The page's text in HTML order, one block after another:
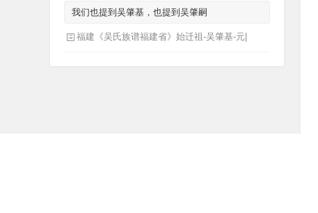
我们也提到吴肇基，也提到吴肇嗣
福建《吴氏族谱福建省》始迁祖-吴肇基-元|